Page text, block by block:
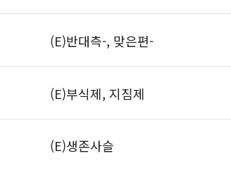
(E)반대측-, 맞은편-
(E)부식제, 지짐제
(E)생존사슬